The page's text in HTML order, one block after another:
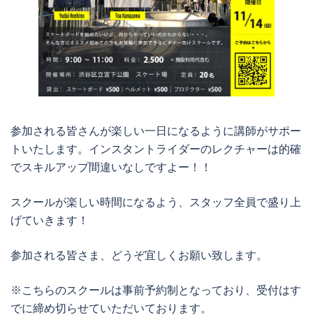
参加される皆さんが楽しい一日になるように講師がサポー
トいたします。インスタントライダーのレクチャーは的確
でスキルアップ間違いなしですよー！！
スクールが楽しい時間になるよう、スタッフ全員で盛り上
げていきます！
参加される皆さま、どうぞ宜しくお願い致します。
※こちらのスクールは事前予約制となっており、受付はす
でに締め切らせていただいております。